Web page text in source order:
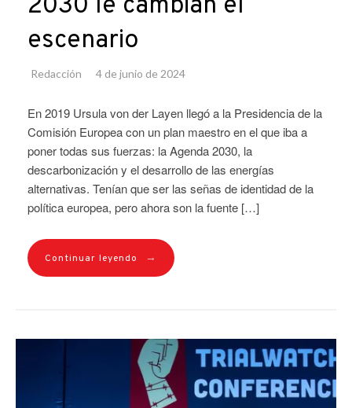
2030 le cambian el
escenario
Redacción 4 de junio de 2024
En 2019 Ursula von der Layen llegó a la Presidencia de la
Comisión Europea con un plan maestro en el que iba a
poner todas sus fuerzas: la Agenda 2030, la
descarbonización y el desarrollo de las energías
alternativas. Tenían que ser las señas de identidad de la
política europea, pero ahora son la fuente […]
Continuar leyendo →